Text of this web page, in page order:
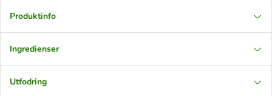
Produktinfo
Ingredienser
Utfodring